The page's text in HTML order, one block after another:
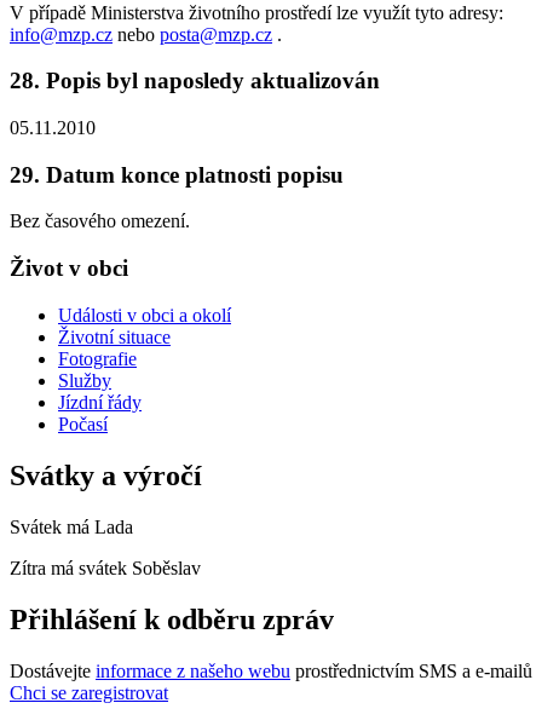
V případě Ministerstva životního prostředí lze využít tyto adresy:
info@mzp.cz nebo posta@mzp.cz .
28. Popis byl naposledy aktualizován
05.11.2010
29. Datum konce platnosti popisu
Bez časového omezení.
Život v obci
Události v obci a okolí
Životní situace
Fotografie
Služby
Jízdní řády
Počasí
Svátky a výročí
Svátek má Lada
Zítra má svátek Soběslav
Přihlášení k odběru zpráv
Dostávejte informace z našeho webu prostřednictvím SMS a e-mailů
Chci se zaregistrovat